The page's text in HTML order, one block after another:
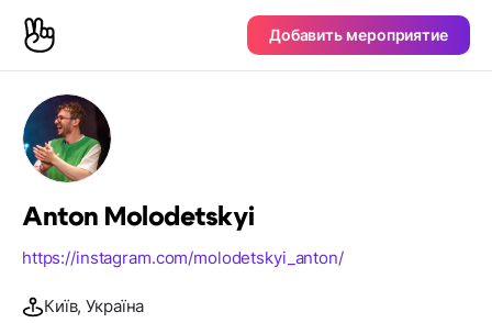
Добавить мероприятие
Anton Molodetskyi
https://instagram.com/molodetskyi_anton/
Київ, Україна